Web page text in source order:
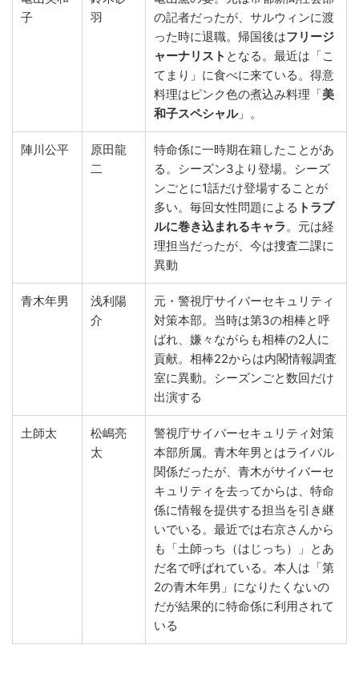
子
羽
の記者だったが、サルウィンに渡
った時に退職。帰国後はフリージ
ャーナリスト となる。最近は「こ
てまり」に食べに来ている。得意
料理はピンク色の煮込み料理「美
和子スペシャル」。
陣川公平
原田龍
二
特命係に一時期在籍したことがあ
る。シーズン3より登場。シーズ
ンごとに1話だけ登場することが
多い。毎回女性問題による トラブ
ルに巻き込まれるキャラ。元は経
理担当だったが、今は捜査二課に
異動
青木年男
浅利陽
介
元・警視庁サイバーセキュリティ
対策本部。当時は第3の相棒と呼
ばれ、嫌々ながらも相棒の2人に
貢献。相棒22からは内閣情報調査
室に異動。シーズンごと数回だけ
出演する
土師太
松嶋亮
太
警視庁サイバーセキュリティ対策
本部所属。青木年男とはライバル
関係だったが、青木がサイバーセ
キュリティを去ってからは、特命
係に情報を提供する担当を引き継
いでいる。最近では右京さんから
も「土師っち（はじっち）」とあ
だ名で呼ばれている。本人は「第
2の青木年男」になりたくないの
だが結果的に特命係に利用されて
いる